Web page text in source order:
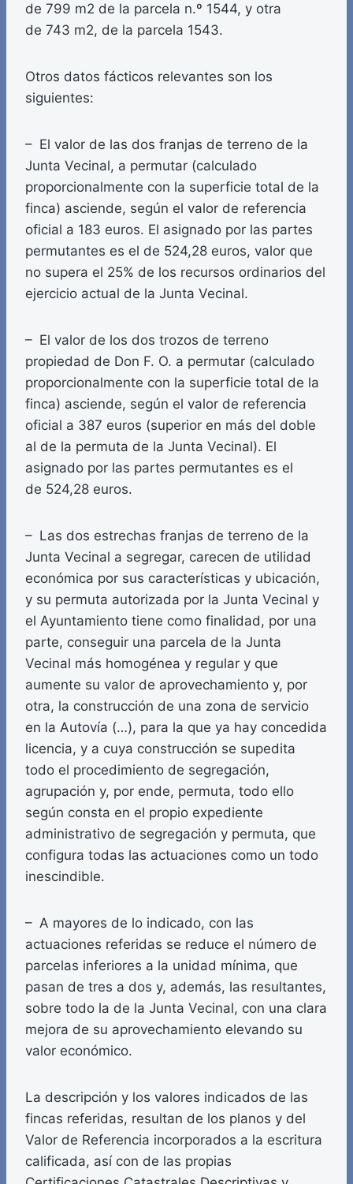
de 799 m2 de la parcela n.º 1544, y otra
de 743 m2, de la parcela 1543.
Otros datos fácticos relevantes son los
siguientes:
– El valor de las dos franjas de terreno de la
Junta Vecinal, a permutar (calculado
proporcionalmente con la superficie total de la
finca) asciende, según el valor de referencia
oficial a 183 euros. El asignado por las partes
permutantes es el de 524,28 euros, valor que
no supera el 25% de los recursos ordinarios del
ejercicio actual de la Junta Vecinal.
– El valor de los dos trozos de terreno
propiedad de Don F. O. a permutar (calculado
proporcionalmente con la superficie total de la
finca) asciende, según el valor de referencia
oficial a 387 euros (superior en más del doble
al de la permuta de la Junta Vecinal). El
asignado por las partes permutantes es el
de 524,28 euros.
– Las dos estrechas franjas de terreno de la
Junta Vecinal a segregar, carecen de utilidad
económica por sus características y ubicación,
y su permuta autorizada por la Junta Vecinal y
el Ayuntamiento tiene como finalidad, por una
parte, conseguir una parcela de la Junta
Vecinal más homogénea y regular y que
aumente su valor de aprovechamiento y, por
otra, la construcción de una zona de servicio
en la Autovía (…), para la que ya hay concedida
licencia, y a cuya construcción se supedita
todo el procedimiento de segregación,
agrupación y, por ende, permuta, todo ello
según consta en el propio expediente
administrativo de segregación y permuta, que
configura todas las actuaciones como un todo
inescindible.
– A mayores de lo indicado, con las
actuaciones referidas se reduce el número de
parcelas inferiores a la unidad mínima, que
pasan de tres a dos y, además, las resultantes,
sobre todo la de la Junta Vecinal, con una clara
mejora de su aprovechamiento elevando su
valor económico.
La descripción y los valores indicados de las
fincas referidas, resultan de los planos y del
Valor de Referencia incorporados a la escritura
calificada, así con de las propias